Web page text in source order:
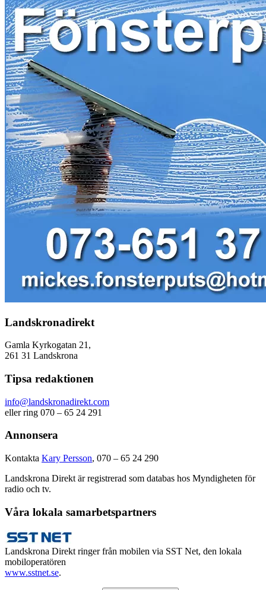
Landskronadirekt
Gamla Kyrkogatan 21,
261 31 Landskrona
Tipsa redaktionen
info@landskronadirekt.com
eller ring 070 – 65 24 291
Annonsera
Kontakta Kary Persson, 070 – 65 24 290
Landskrona Direkt är registrerad som databas hos Myndigheten för
radio och tv.
Våra lokala samarbetspartners
Landskrona Direkt ringer från mobilen via SST Net, den lokala
mobiloperatören
www.sstnet.se.